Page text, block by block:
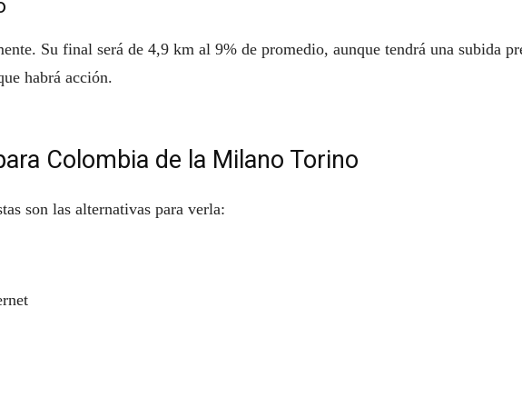
Su final será de 4,9 km al 9% de promedio, aunque tendrá una subida
habrá acción.
Colombia de la Milano Torino
son las alternativas para verla: